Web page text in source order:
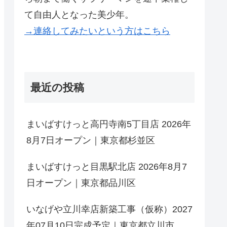
て自由人となった美少年。
→連絡してみたいという方はこちら
最近の投稿
まいばすけっと高円寺南5丁目店 2026年
8月7日オープン｜東京都杉並区
まいばすけっと目黒駅北店 2026年8月7
日オープン｜東京都品川区
いなげや立川幸店新築工事（仮称）2027